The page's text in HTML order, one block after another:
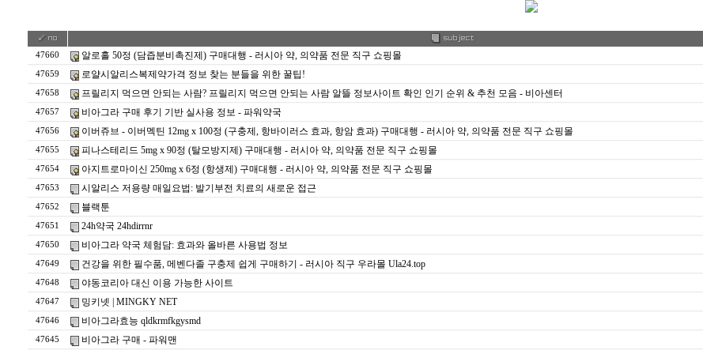
47660 알로홀 50정 (담즙분비촉진제) 구매대행 - 러시아 약, 의약품 전문 직구 쇼핑몰
47659 로얄시알리스복제약가격 정보 찾는 분들을 위한 꿀팁!
47658 프릴리지 먹으면 안되는 사람? 프릴리지 먹으면 안되는 사람 알뜰 정보사이트 확인 인기 순위 & 추천 모음 - 비아센터
47657 비아그라 구매 후기 기반 실사용 정보 - 파워약국
47656 이버쥬브 - 이버멕틴 12mg x 100정 (구충제, 항바이러스 효과, 항암 효과) 구매대행 - 러시아 약, 의약품 전문 직구 쇼핑몰
47655 피나스테리드 5mg x 90정 (탈모방지제) 구매대행 - 러시아 약, 의약품 전문 직구 쇼핑몰
47654 아지트로마이신 250mg x 6정 (항생제) 구매대행 - 러시아 약, 의약품 전문 직구 쇼핑몰
47653 시알리스 저용량 매일요법: 발기부전 치료의 새로운 접근
47652 블랙툰
47651 24h약국 24hdirrnr
47650 비아그라 약국 체험담: 효과와 올바른 사용법 정보
47649 건강을 위한 필수품, 메벤다졸 구충제 쉽게 구매하기 - 러시아 직구 우라몰 Ula24.top
47648 야동코리아 대신 이용 가능한 사이트
47647 밍키넷 | MINGKY NET
47646 비아그라효능 qldkrmfkgysmd
47645 비아그라 구매 - 파워맨